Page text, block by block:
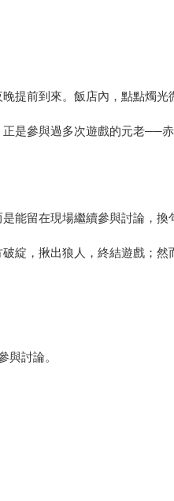
提前到來。飯店內，點點燭
是參與過多次遊戲的元老──赤
能留在現場繼續參與討論，
綻，揪出狼人，終結遊戲；然
與討論。